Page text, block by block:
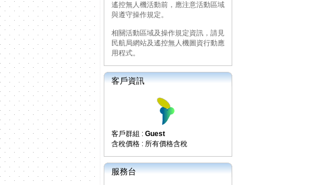
遙控無人機活動前，應注意活動區域
與遵守操作規定。
相關活動區域及操作規定資訊，請見
民航局網站及遙控無人機圖資行動應
用程式。
客戶資訊
客戶群組 : Guest
含稅價格 : 所有價格含稅
服務台